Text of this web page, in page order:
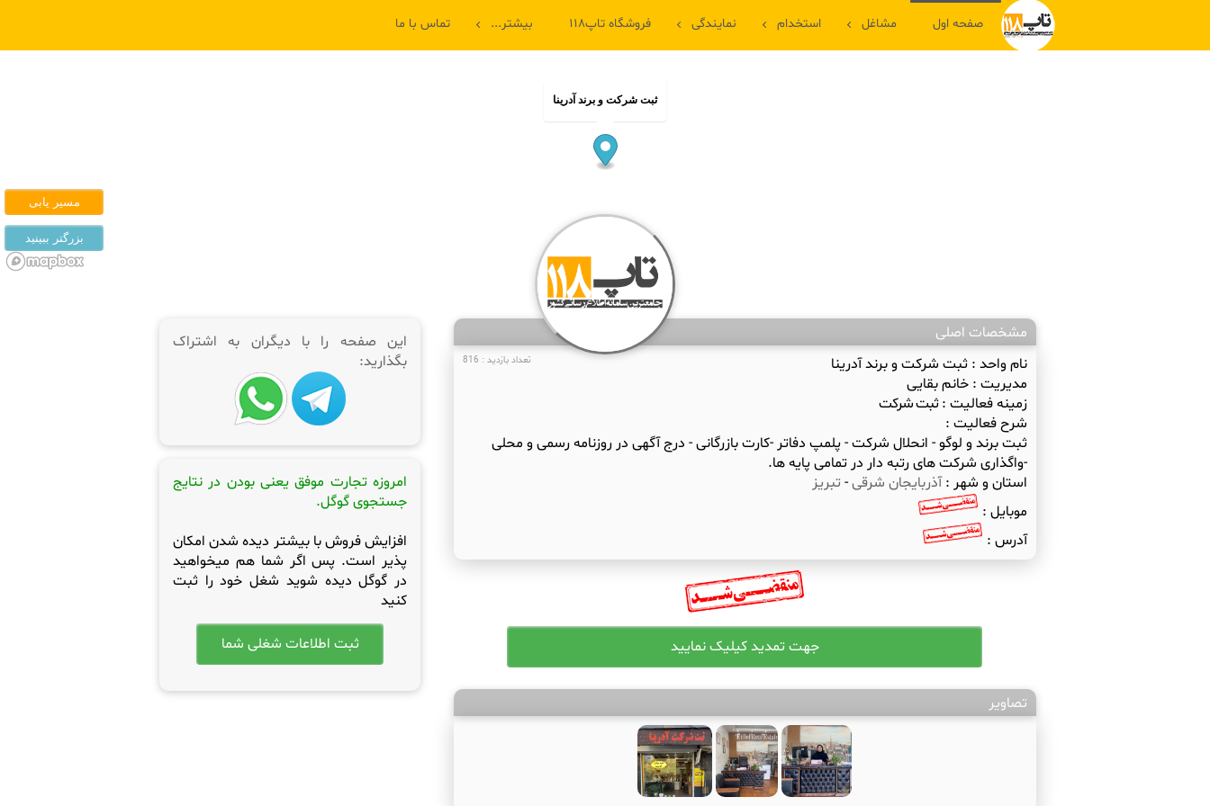
صفحه اول مشاغل استخدام نمایندگی فروشگاه تاپ۱۱۸ بیشتر... تماس با ما
ثبت شرکت و برند آدرینا
مشخصات اصلی
تعداد بازدید : 816 نام واحد :ثبت شرکت و برند آدرینا
مدیریت :خانم بقایی
زمینه فعالیت :ثبت شرکت
شرح فعالیت :
ثبت برند و لوگو - انحلال شرکت - پلمپ دفاتر -کارت بازرگانی - درج آگهی در روزنامه رسمی و محلی
-واگذاری شرکت های رتبه دار در تمامی پایه ها.
استان و شهر :آذربایجان شرقی- تبریز
موبایل :
آدرس :
تصاویر
این صفحه را با دیگران به اشتراک
بگذارید:
امروزه تجارت موفق یعنی بودن در نتایج
جستجوی گوگل.
افزایش فروش با بیشتر دیده شدن امکان
پذیر است. پس اگر شما هم میخواهید
در گوگل دیده شوید شغل خود را ثبت
کنید